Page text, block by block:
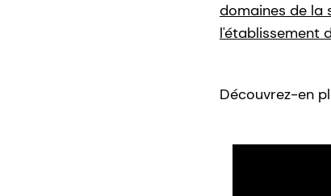
domaines de la
l'établissement
Découvrez-en